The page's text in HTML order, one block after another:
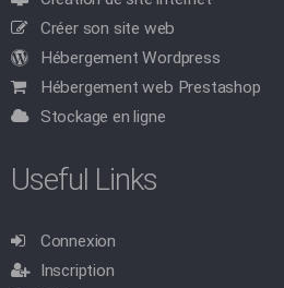
Créer son site web
Hébergement Wordpress
Hébergement web Prestashop
Stockage en ligne
Useful Links
Connexion
Inscription